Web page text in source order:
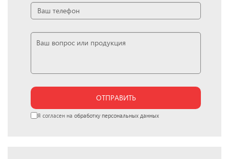
ОТПРАВИТЬ
Я согласен на обработку персональных данных